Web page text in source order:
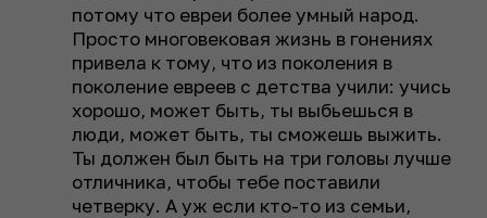
потому что евреи более умный народ.
Просто многовековая жизнь в гонениях
привела к тому, что из поколения в
поколение евреев с детства учили: учись
хорошо, может быть, ты выбьешься в
люди, может быть, ты сможешь выжить.
Ты должен был быть на три головы лучше
отличника, чтобы тебе поставили
четверку. А уж если кто-то из семьи,